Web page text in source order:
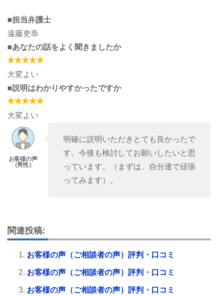
■担当弁護士
遠藤吏恭
■あなたの話をよく聞きましたか
大変よい
■説明はわかりやすかったですか
大変よい
明確に説明いただきとても良かったで
す。今後も検討してお願いしたいと思
っています。（まずは、自分達で頑張
ってみます）。
関連投稿:
お客様の声（ご相談者の声）評判・口コミ
お客様の声（ご相談者の声）評判・口コミ
お客様の声（ご相談者の声）評判・口コミ